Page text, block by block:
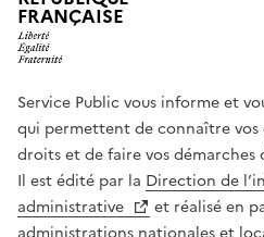
FRANÇAISE
Service Public vous informe et
qui permettent de connaître vos
droits et de faire vos démarches
Il est édité par la Direction de
administrative
et réalisé en